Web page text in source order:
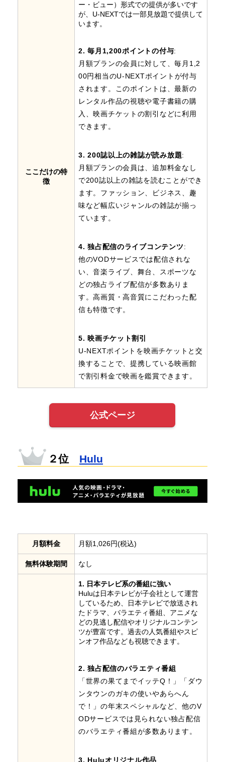
ここだけの特
徴
ー・ビュー）形式での提供が多いです
が、U-NEXTでは一部見放題で提供して
います。
2. 毎月1,200ポイントの付与:
月額プランの会員に対して、毎月1,2
00円相当のU-NEXTポイントが付与
されます。このポイントは、最新の
レンタル作品の視聴や電子書籍の購
入、映画チケットの割引などに利用
できます。
3. 200誌以上の雑誌が読み放題:
月額プランの会員は、追加料金なし
で200誌以上の雑誌を読むことができ
ます。ファッション、ビジネス、趣
味など幅広いジャンルの雑誌が揃っ
ています。
4. 独占配信のライブコンテンツ:
他のVODサービスでは配信されな
い、音楽ライブ、舞台、スポーツな
どの独占ライブ配信が多数ありま
す。高画質・高音質にこだわった配
信も特徴です。
5. 映画チケット割引
U-NEXTポイントを映画チケットと交
換することで、提携している映画館
で割引料金で映画を鑑賞できます。
公式ページ
２位 Hulu
月額料金 月額1,026円(税込)
無料体験期間 なし
1. 日本テレビ系の番組に強い
Huluは日本テレビが子会社として運営
しているため、日本テレビで放送され
たドラマ、バラエティ番組、アニメな
どの見逃し配信やオリジナルコンテン
ツが豊富です。過去の人気番組やスピ
ンオフ作品なども視聴できます。
2. 独占配信のバラエティ番組
「世界の果てまでイッテQ！」「ダウ
ンタウンのガキの使いやあらへん
で！」の年末スペシャルなど、他のV
ODサービスでは見られない独占配信
のバラエティ番組が多数あります。
3. Huluオリジナル作品